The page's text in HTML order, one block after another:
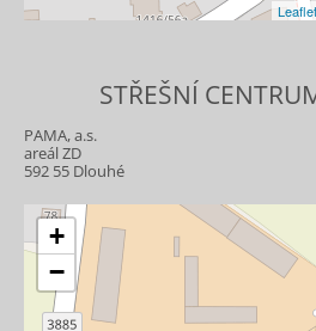
Leaflet
STŘEŠNÍ
PAMA, a.s.
areál ZD
592 55 Dlouhé
+
−